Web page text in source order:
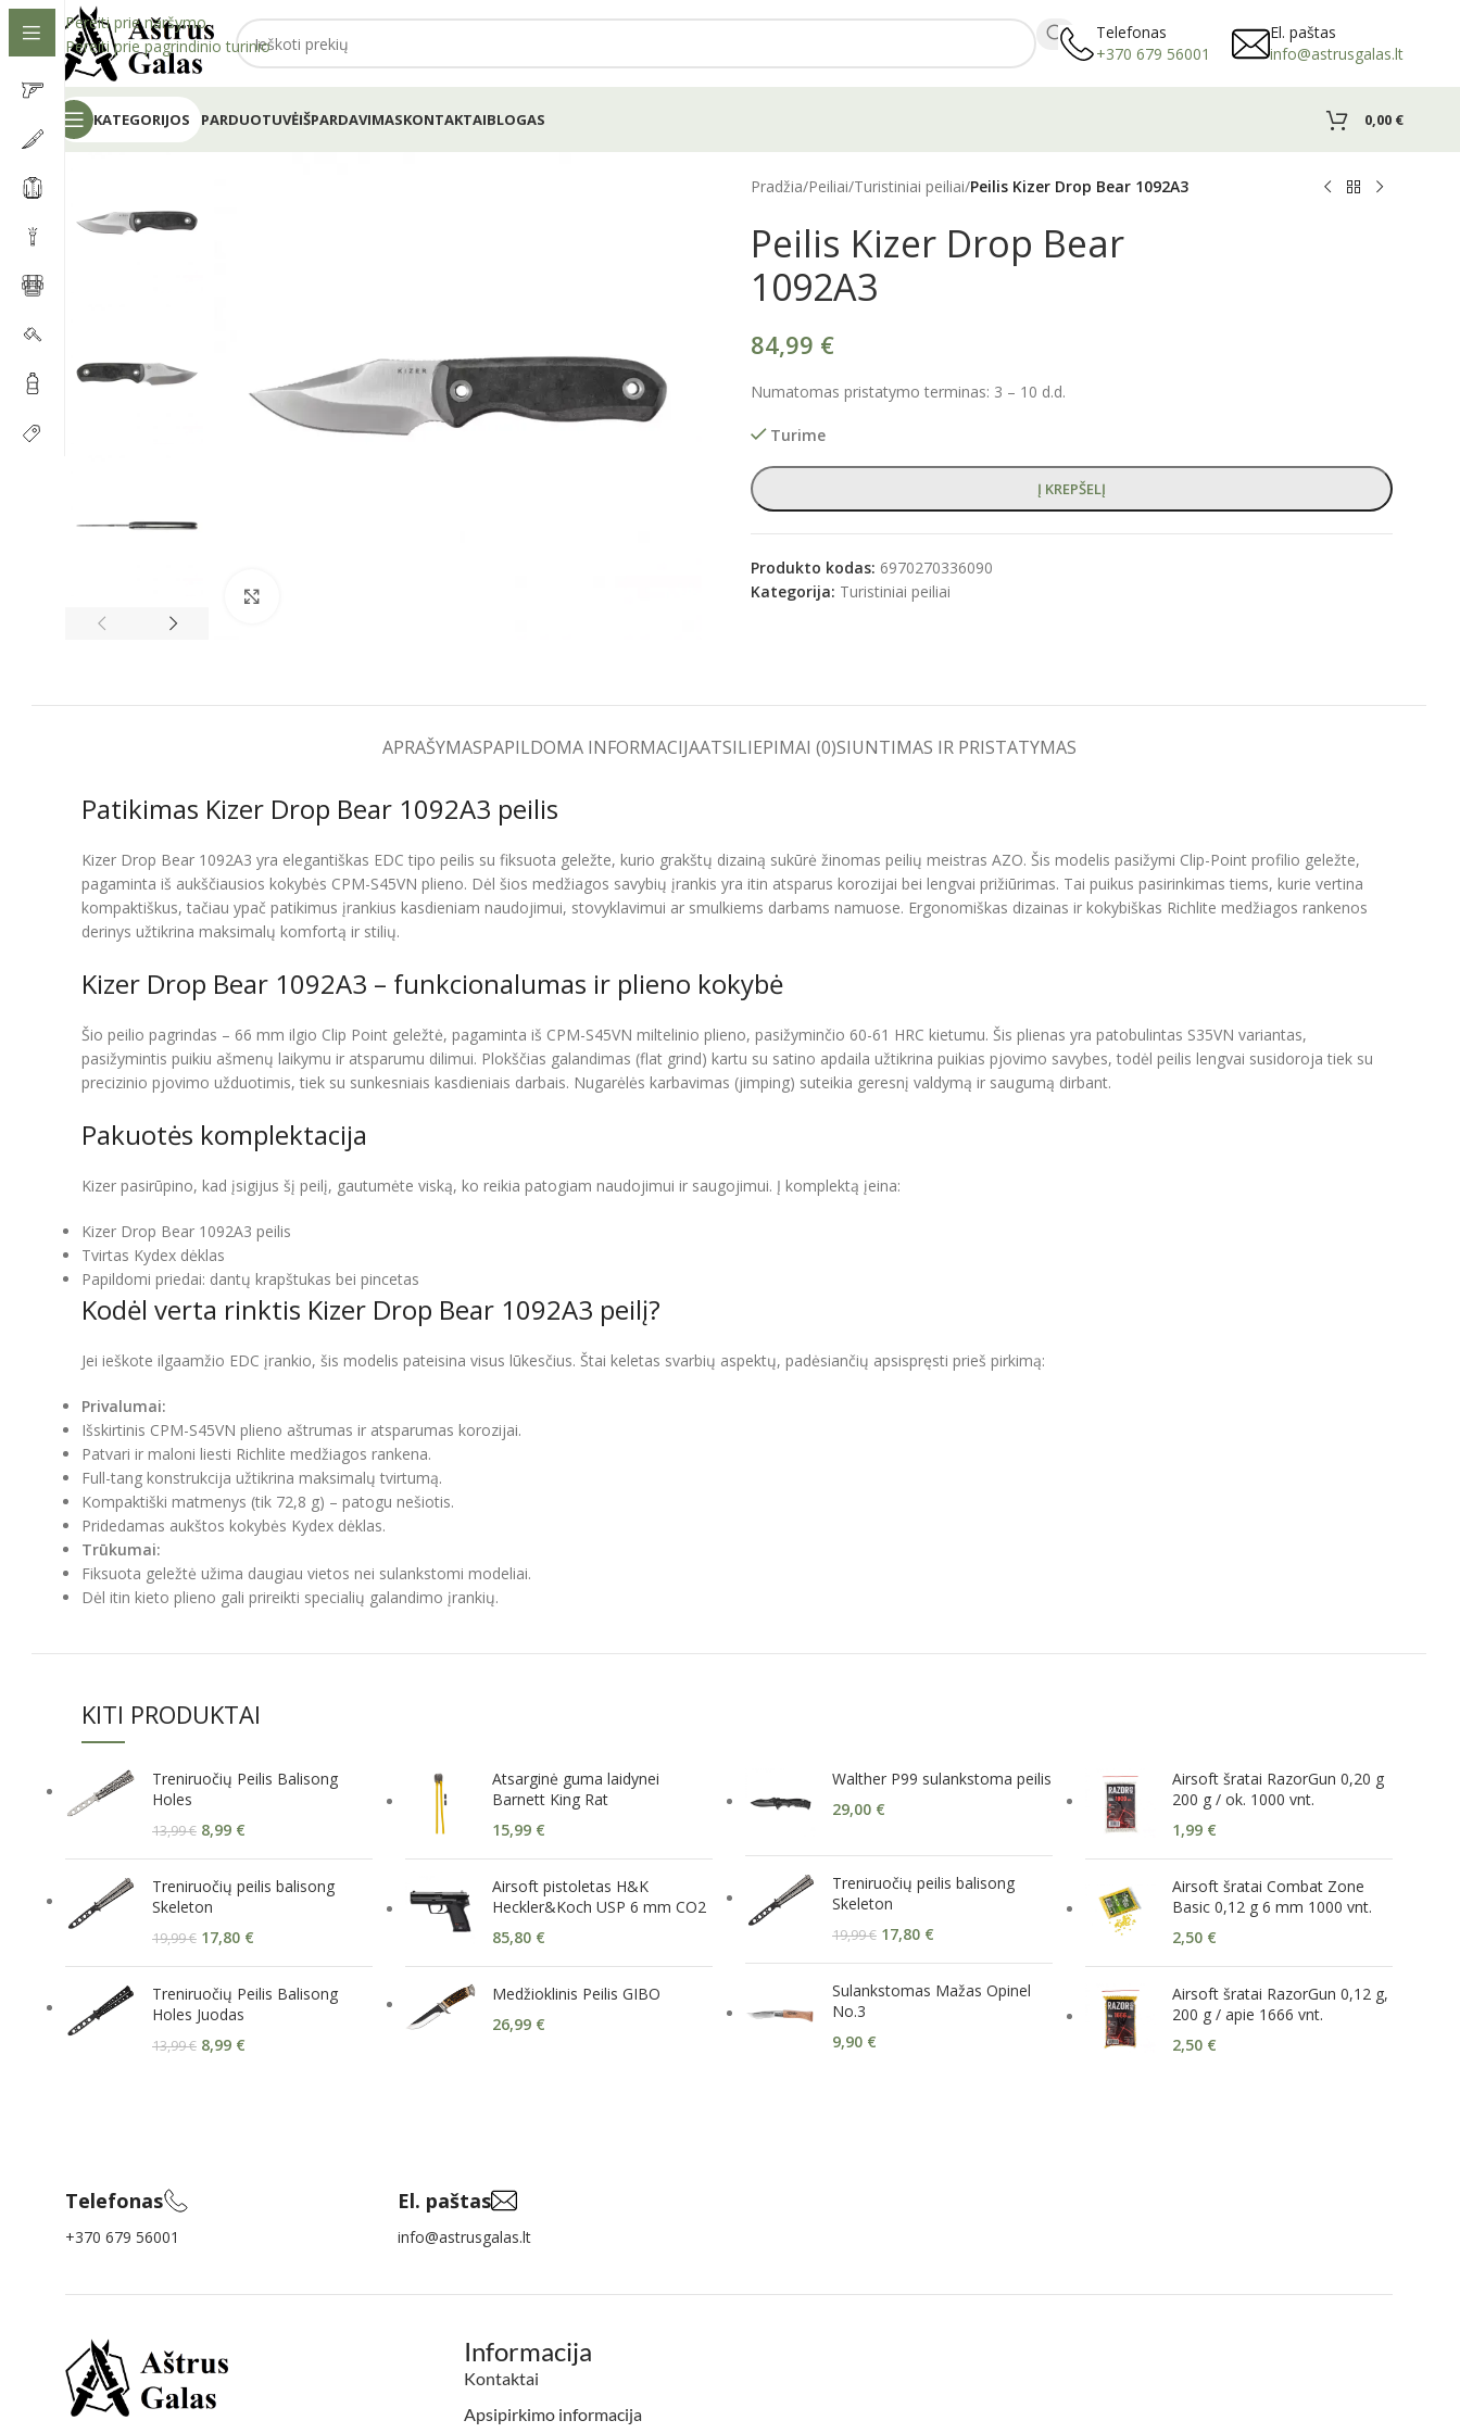
Pereiti prie naršymo
Pereiti prie pagrindinio turinio
Telefonas
+370 679 56001
El. paštas
info@astrusgalas.lt
KATEGORIJOS PARDUOTUVĖIŠPARDAVIMASKONTAKTAIBLOGAS 0,00 €
Pradžia/Peiliai/Turistiniai peiliai/Peilis Kizer Drop Bear 1092A3
Peilis Kizer Drop Bear
1092A3
84,99 €
Numatomas pristatymo terminas: 3 – 10 d.d.
Turime
Į KREPŠELĮ
Produkto kodas: 6970270336090
Kategorija: Turistiniai peiliai
APRAŠYMASPAPILDOMA INFORMACIJAATSILIEPIMAI (0)SIUNTIMAS IR PRISTATYMAS
Patikimas Kizer Drop Bear 1092A3 peilis
Kizer Drop Bear 1092A3 yra elegantiškas EDC tipo peilis su fiksuota geležte, kurio grakštų dizainą sukūrė žinomas peilių meistras AZO. Šis modelis pasižymi Clip-Point profilio geležte,
pagaminta iš aukščiausios kokybės CPM-S45VN plieno. Dėl šios medžiagos savybių įrankis yra itin atsparus korozijai bei lengvai prižiūrimas. Tai puikus pasirinkimas tiems, kurie vertina
kompaktiškus, tačiau ypač patikimus įrankius kasdieniam naudojimui, stovyklavimui ar smulkiems darbams namuose. Ergonomiškas dizainas ir kokybiškas Richlite medžiagos rankenos
derinys užtikrina maksimalų komfortą ir stilių.
Kizer Drop Bear 1092A3 – funkcionalumas ir plieno kokybė
Šio peilio pagrindas – 66 mm ilgio Clip Point geležtė, pagaminta iš CPM-S45VN miltelinio plieno, pasižyminčio 60-61 HRC kietumu. Šis plienas yra patobulintas S35VN variantas,
pasižymintis puikiu ašmenų laikymu ir atsparumu dilimui. Plokščias galandimas (flat grind) kartu su satino apdaila užtikrina puikias pjovimo savybes, todėl peilis lengvai susidoroja tiek su
precizinio pjovimo užduotimis, tiek su sunkesniais kasdieniais darbais. Nugarėlės karbavimas (jimping) suteikia geresnį valdymą ir saugumą dirbant.
Pakuotės komplektacija
Kizer pasirūpino, kad įsigijus šį peilį, gautumėte viską, ko reikia patogiam naudojimui ir saugojimui. Į komplektą įeina:
Kizer Drop Bear 1092A3 peilis
Tvirtas Kydex dėklas
Papildomi priedai: dantų krapštukas bei pincetas
Kodėl verta rinktis Kizer Drop Bear 1092A3 peilį?
Jei ieškote ilgaamžio EDC įrankio, šis modelis pateisina visus lūkesčius. Štai keletas svarbių aspektų, padėsiančių apsispręsti prieš pirkimą:
Privalumai:
Išskirtinis CPM-S45VN plieno aštrumas ir atsparumas korozijai.
Patvari ir maloni liesti Richlite medžiagos rankena.
Full-tang konstrukcija užtikrina maksimalų tvirtumą.
Kompaktiški matmenys (tik 72,8 g) – patogu nešiotis.
Pridedamas aukštos kokybės Kydex dėklas.
Trūkumai:
Fiksuota geležtė užima daugiau vietos nei sulankstomi modeliai.
Dėl itin kieto plieno gali prireikti specialių galandimo įrankių.
KITI PRODUKTAI
Treniruočių Peilis Balisong
Holes
13,99€ 8,99 €
Treniruočių peilis balisong
Skeleton
19,99€ 17,80 €
Treniruočių Peilis Balisong
Holes Juodas
13,99€ 8,99 €
Atsarginė guma laidynei
Barnett King Rat
15,99 €
Airsoft pistoletas H&K
Heckler&Koch USP 6 mm CO2
85,80 €
Medžioklinis Peilis GIBO
26,99 €
Walther P99 sulankstoma peilis
29,00 €
Treniruočių peilis balisong
Skeleton
19,99€ 17,80 €
Sulankstomas Mažas Opinel
No.3
9,90 €
Airsoft šratai RazorGun 0,20 g
200 g / ok. 1000 vnt.
1,99 €
Airsoft šratai Combat Zone
Basic 0,12 g 6 mm 1000 vnt.
2,50 €
Airsoft šratai RazorGun 0,12 g,
200 g / apie 1666 vnt.
2,50 €
Telefonas
+370 679 56001
El. paštas
info@astrusgalas.lt
Informacija
Kontaktai
Apsipirkimo informacija